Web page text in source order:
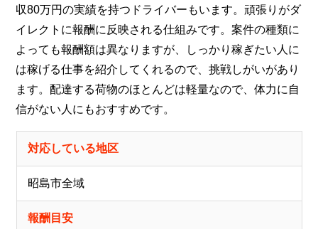
収80万円の実績を持つドライバーもいます。頑張りがダ
イレクトに報酬に反映される仕組みです。案件の種類に
よっても報酬額は異なりますが、しっかり稼ぎたい人に
は稼げる仕事を紹介してくれるので、挑戦しがいがあり
ます。配達する荷物のほとんどは軽量なので、体力に自
信がない人にもおすすめです。
対応している地区
昭島市全域
報酬目安